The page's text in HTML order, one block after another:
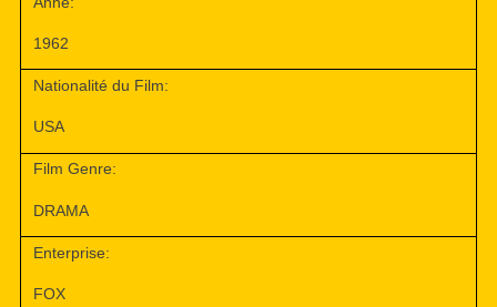
1962
Nationalité du Film:
USA
Film Genre:
DRAMA
Enterprise:
FOX